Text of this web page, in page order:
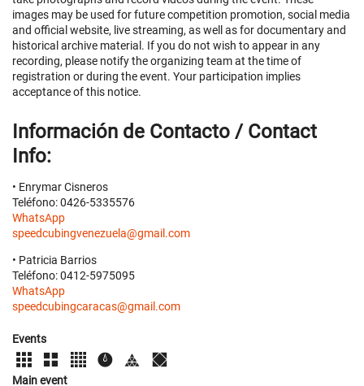
images may be used for future competition promotion, social media
and official website, live streaming, as well as for documentary and
historical archive material. If you do not wish to appear in any
recording, please notify the organizing team at the time of
registration or during the event. Your participation implies
acceptance of this notice.
Información de Contacto / Contact
Info:
• Enrymar Cisneros
Teléfono: 0426-5335576
WhatsApp
speedcubingvenezuela@gmail.com
• Patricia Barrios
Teléfono: 0412-5975095
WhatsApp
speedcubingcaracas@gmail.com
Events
Main event